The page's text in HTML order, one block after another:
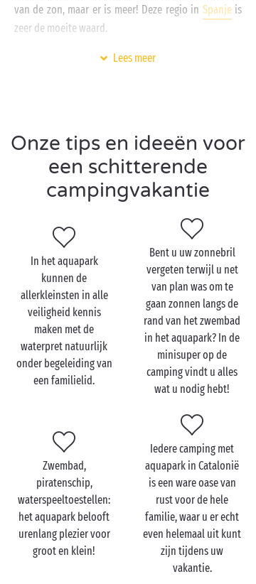
van de zon, maar er is meer! Deze regio in Spanjeis
zeer de moeite waard.
Voor een dag aan het strand met zonnebaden,
In Catalonië zijn de 4-sterrencampings
en 5-
sterrencampings niet de enige die beschikken over
een aquapark met zwembaden, glijbanen en
In Salou, ten zuidoosten van Barcelona in
Tarragona aan de Costa Dorada: PortAventura
Caribe Aquatic Park. Op een enorm terrein in
de openlucht biedt dit aquapark op zijn beurt
tal van attracties met glijbanen, zwembaden,
waaronder een golfslagbad, en
waterspeeltoestellen voor volwassenen en
kinderen.
In Segur de Calafell in Tarragona: Secalu Park
Calafell. In dit aquapark vindt u geen
daarvan beschikt het over een groot parcours
van opblaasbare speeltoestellen op het water
met een trampoline en obstakels. Dit parcours
ligt aan het strand dus ouders kunnen hun
kinderen vanaf daar in het oog houden.
In Girona aan de Costa Brava: Aquadiver Park.
Naast glijbanen, zwembaden en
waterspeeltoestellen beschikt dit aquapark
over een uitgestrekte ruimte in het groen voor
Lees meer
Onze tips en ideeën voor
een schitterende
campingvakantie
In het aquapark
kunnen de
allerkleinsten in alle
veiligheid kennis
maken met de
waterpret natuurlijk
onder begeleiding van
een familielid.
Bent u uw zonnebril
vergeten terwijl u net
van plan was om te
gaan zonnen langs de
rand van het zwembad
in het aquapark? In de
minisuper op de
camping vindt u alles
wat u nodig hebt!
Zwembad,
piratenschip,
waterspeeltoestellen:
het aquapark belooft
urenlang plezier voor
groot en klein!
Iedere camping met
aquapark in Catalonië
is een ware oase van
rust voor de hele
familie, waar u er echt
even helemaal uit kunt
zijn tijdens uw
vakantie.